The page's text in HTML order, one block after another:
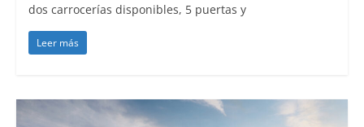
dos carrocerías disponibles, 5 puertas y
Leer más